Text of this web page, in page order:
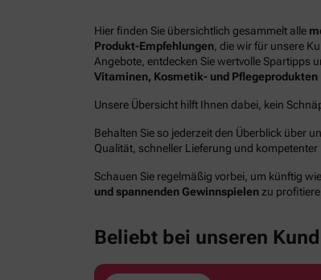
Hier finden Sie übersichtlich gesammelt alle
Produkt-Empfehlungen , die wir für unsere
Angebote, entdecken Sie wertvolle Spartipps
Vitaminen, Kosmetik- und Pflegeprodukten
Unsere Übersicht hilft Ihnen dabei, kein
Behalten Sie so jederzeit den Überblick über
Qualität, schneller Lieferung und
Schauen Sie regelmäßig vorbei, um künftig
und spannenden Gewinnspielenzu
Beliebt bei unseren